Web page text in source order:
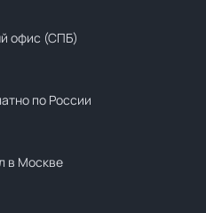
офис (СПБ)
по России
в Москве